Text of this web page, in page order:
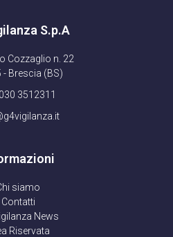
S.p.A
Cozzaglio n. 22
- Brescia (BS)
3512311
siamo
Contatti
News
Riservata